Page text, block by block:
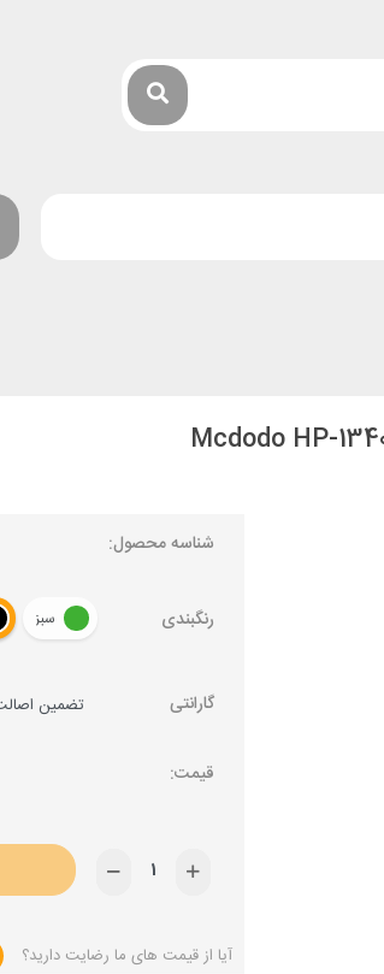
شناسه محصول:
رنگبندی سبز
گارانتی
آیا از قیمت های ما رضایت دارید؟